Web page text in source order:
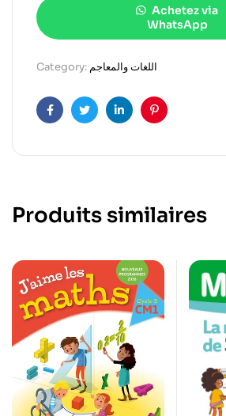
Achetez via
WhatsApp
Category: اللغات والمعاجم
FacebookTwitterLinkedinPinterest
Produits similaires